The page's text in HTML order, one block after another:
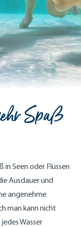
Spaß
in Seen oder Flüssen
Ausdauer und
angenehme
man kann nicht
Wasser